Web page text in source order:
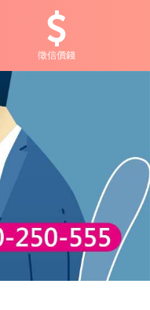
徵信價錢